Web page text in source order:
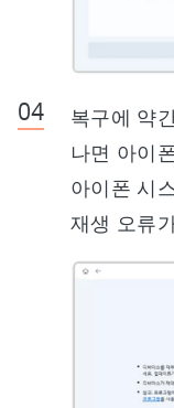
복구에 약
나면 아이
아이폰 시
재생 오류